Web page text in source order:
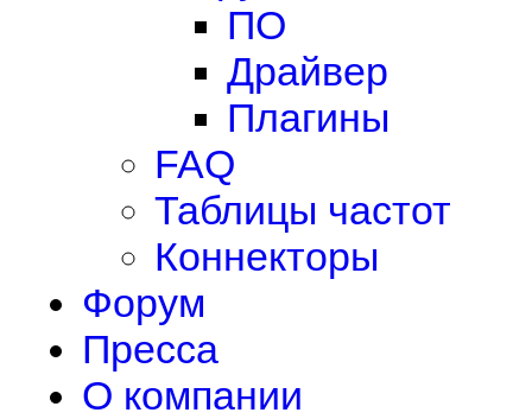
ПО
Драйвер
Плагины
FAQ
Таблицы частот
Коннекторы
Форум
Пресса
О компании